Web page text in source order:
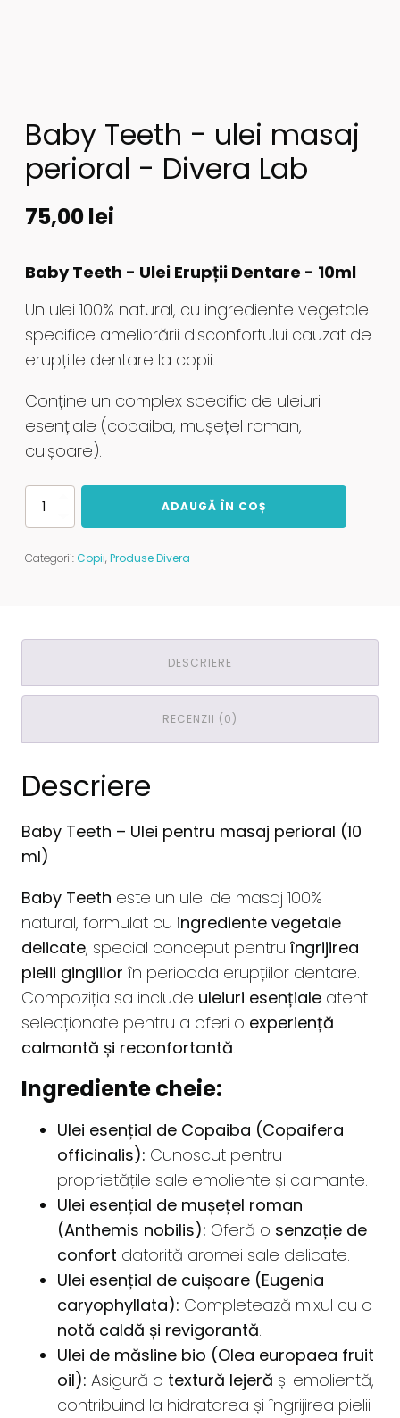
Baby Teeth - ulei masaj
perioral - Divera Lab
75,00lei
Baby Teeth - Ulei Erupții Dentare - 10ml
Un ulei 100% natural, cu ingrediente vegetale
specifice ameliorării disconfortului cauzat de
erupțiile dentare la copii.
Conține un complex specific de uleiuri
esențiale (copaiba, mușețel roman,
cuișoare).
Cantitate
-
Divera
ADAUGĂ ÎN COȘ
Categorii:Copii,Produse Divera
DESCRIERE
RECENZII (0)
Descriere
Baby Teeth – Ulei pentru masaj perioral (10
ml)
Baby Teeth este un ulei de masaj 100%
natural, formulat cu ingrediente vegetale
delicate, special conceput pentru îngrijirea
pielii gingiilor în perioada erupțiilor dentare.
Compoziția sa include uleiuri esențiale atent
selecționate pentru a oferi o experiență
calmantă și reconfortantă.
Ingrediente cheie:
Ulei esențial de Copaiba (Copaifera
officinalis): Cunoscut pentru
proprietățile sale emoliente și calmante.
Ulei esențial de mușețel roman
(Anthemis nobilis): Oferă o senzație de
confort datorită aromei sale delicate.
Ulei esențial de cuișoare (Eugenia
caryophyllata): Completează mixul cu o
notă caldă și revigorantă.
Ulei de măsline bio (Olea europaea fruit
oil): Asigură o textură lejeră și emolientă,
contribuind la hidratarea și îngrijirea pielii